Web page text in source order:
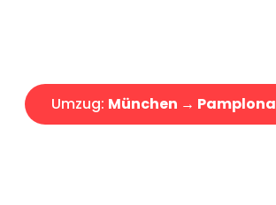
Umzug: München → Pamplona